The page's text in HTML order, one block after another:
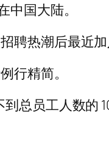
国大陆。
聘热潮后最近加
行精简。
总员工人数的